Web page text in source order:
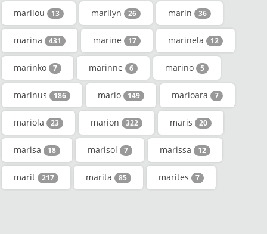
marilou 13 marilyn 26 marin 36
marina 431 marine 17 marinela 12
marinko 7 marinne 6 marino 5
marinus 186 mario 149 marioara 7
mariola 23 marion 322 maris 20
marisa 18 marisol 7 marissa 12
marit 217 marita 85 marites 7